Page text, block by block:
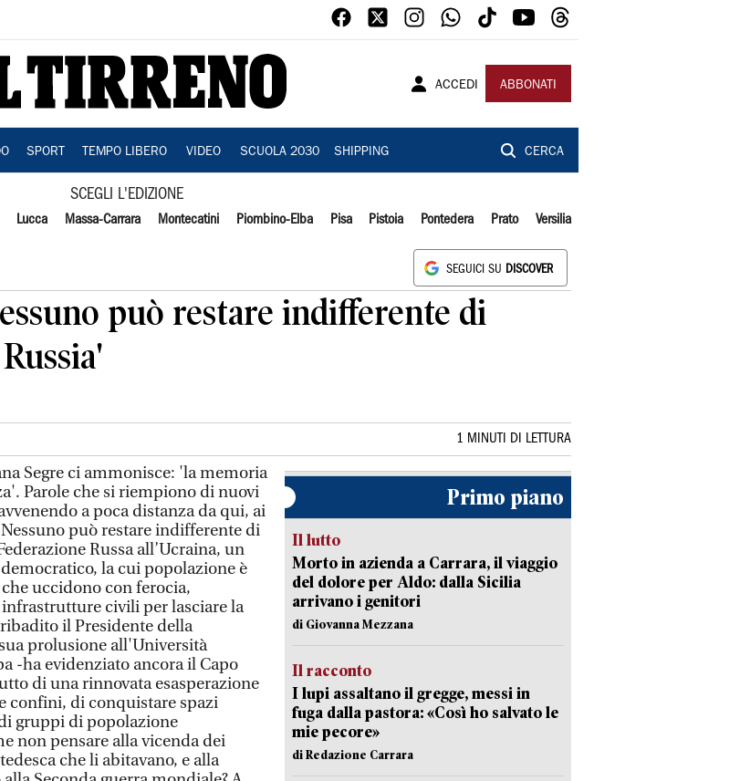
ACCEDI ABBONATI
SPORT TEMPO LIBERO VIDEO SCUOLA 2030 SHIPPING CERCA
SCEGLI L'EDIZIONE
Lucca Massa-Carrara Montecatini Piombino-Elba Pisa Pistoia Pontedera Prato Versilia
SEGUICI SU DISCOVER
può restare indifferente di
1 MINUTI DI LETTURA
Segre ci ammonisce: 'la memoria
Parole che si riempiono di nuovi
a poca distanza da qui, ai
può restare indifferente di
Russa all’Ucraina, un
la cui popolazione è
uccidono con ferocia,
civili per lasciare la
il Presidente della
prolusione all'Università
-ha evidenziato ancora il Capo
di una rinnovata esasperazione
confini, di conquistare spazi
gruppi di popolazione
non pensare alla vicenda dei
che li abitavano, e alla
Primo piano
Il lutto
Morto in azienda a Carrara, il viaggio
del dolore per Aldo: dalla Sicilia
arrivano i genitori
di Giovanna Mezzana
Il racconto
I lupi assaltano il gregge, messi in
fuga dalla pastora: «Così ho salvato le
mie pecore»
di Redazione Carrara